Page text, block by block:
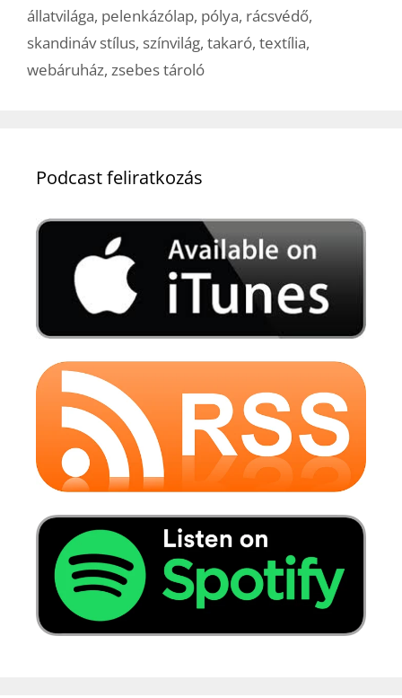
állatvilága, pelenkázólap, pólya, rácsvédő,
skandináv stílus, színvilág, takaró, textília,
webáruház, zsebes tároló
Podcast feliratkozás